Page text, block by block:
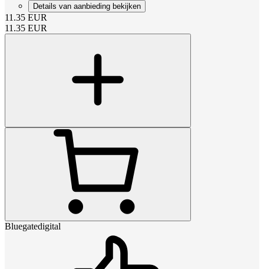
Details van aanbieding bekijken
11.35 EUR
11.35 EUR
Bluegatedigital